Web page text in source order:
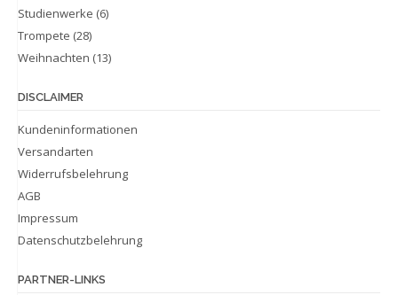
Studienwerke (6)
Trompete (28)
Weihnachten (13)
DISCLAIMER
Kundeninformationen
Versandarten
Widerrufsbelehrung
AGB
Impressum
Datenschutzbelehrung
PARTNER-LINKS